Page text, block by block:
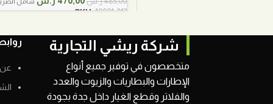
الأصلي
485,00 ر.س.
الحالي
470,00 ر.س.
SKU:10001-013
شركة ريشي التجارية
متخصصون في توفير جميع أنواع
الإطارات والبطاريات والزيوت والعدد
والفلاتر وقطع الغيار داخل جدة بجودة
عن